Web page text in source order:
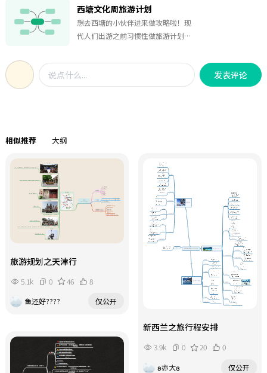
西塘文化周旅游计划
想去西塘的小伙伴进来做攻略啦！现
代人们出游之前习惯性做旅游计划，
又一热门旅游景点也受到广大群众的
青睐。这里西塘文化周攻略图，仅供
大家参考，喜欢的话点个赞吧！
发表评论
相似推荐 大纲
旅游规划之天津行
5.1k 0 46
8
鱼还好????
仅公开
新西兰之旅行程安排
3.9k 0 20
0
ʚ亦大ɞ
仅公开